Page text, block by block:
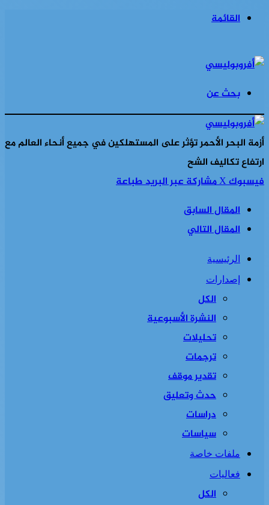
القائمة
بحث عن
أزمة البحر الأحمر تؤثر على المستهلكين في جميع أنحاء العالم مع
ارتفاع تكاليف الشح
فيسبوك‫Xمشاركة عبر البريدطباعة
المقال السابق
المقال التالي
الرئيسية
إصدارات
الكل
النشرة الأسبوعية
تحليلات
ترجمات
تقدير موقف
حدث وتعليق
دراسات
سياسات
ملفات خاصة
فعاليات
الكل